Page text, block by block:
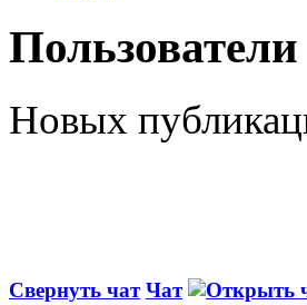
Пользователи
Новых
Свернуть чат Чат